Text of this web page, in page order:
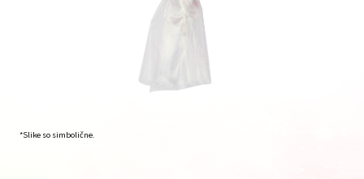
*Slike so simbolične.